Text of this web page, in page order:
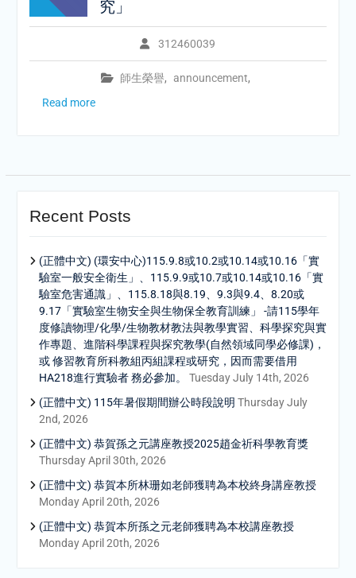
究」
312460039
師生榮譽, announcement,
Read more
Recent Posts
(正體中文) (環安中心)115.9.8或10.2或10.14或10.16「實
驗室一般安全衛生」、115.9.9或10.7或10.14或10.16「實
驗室危害通識」、115.8.18與8.19、9.3與9.4、8.20或
9.17「實驗室生物安全與生物保全教育訓練」 -請115學年
度修讀物理/化學/生物教材教法與教學實習、科學探究與實
作專題、進階科學課程與探究教學(自然領域同學必修課)，
或 修習教育所科教組丙組課程或研究，因而需要借用
HA218進行實驗者 務必參加。
Tuesday July 14th, 2026
(正體中文) 115年暑假期間辦公時段說明 Thursday July
2nd, 2026
(正體中文) 恭賀孫之元講座教授2025趙金祈科學教育獎
Thursday April 30th, 2026
(正體中文) 恭賀本所林珊如老師獲聘為本校終身講座教授
Monday April 20th, 2026
(正體中文) 恭賀本所孫之元老師獲聘為本校講座教授
Monday April 20th, 2026